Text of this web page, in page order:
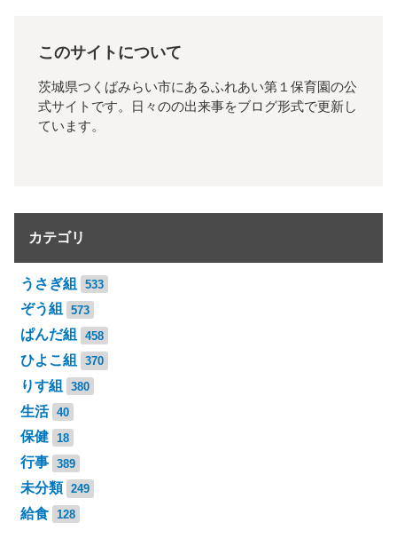
このサイトについて
茨城県つくばみらい市にあるふれあい第１保育園の公
式サイトです。日々のの出来事をブログ形式で更新し
ています。
カテゴリ
うさぎ組 533
ぞう組 573
ぱんだ組 458
ひよこ組 370
りす組 380
生活 40
保健 18
行事 389
未分類 249
給食 128